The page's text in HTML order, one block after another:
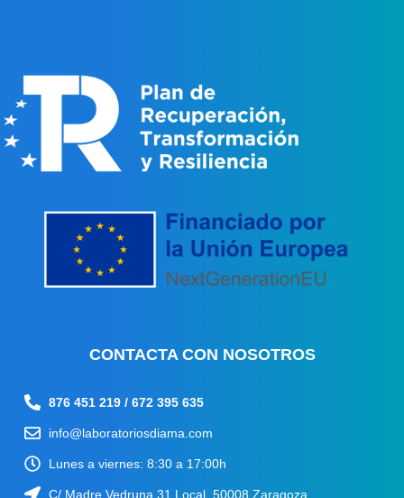
CONTACTA CON NOSOTROS
876 451 219 / 672 395 635
info@laboratoriosdiama.com
Lunes a viernes: 8:30 a 17:00h
C/ Madre Vedruna 31 Local, 50008 Zaragoza